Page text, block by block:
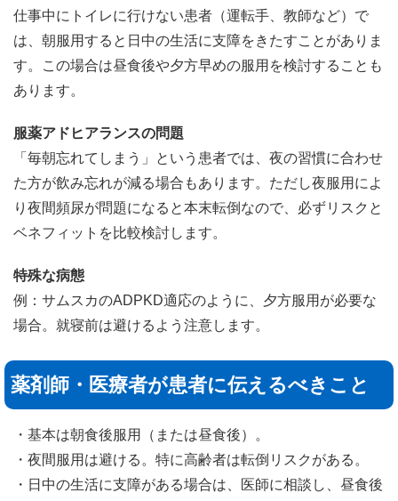
仕事中にトイレに行けない患者（運転手、教師など）で
は、朝服用すると日中の生活に支障をきたすことがありま
す。この場合は昼食後や夕方早めの服用を検討することも
あります。
服薬アドヒアランスの問題
「毎朝忘れてしまう」という患者では、夜の習慣に合わせ
た方が飲み忘れが減る場合もあります。ただし夜服用によ
り夜間頻尿が問題になると本末転倒なので、必ずリスクと
ベネフィットを比較検討します。
特殊な病態
例：サムスカのADPKD適応のように、夕方服用が必要な
場合。就寝前は避けるよう注意します。
薬剤師・医療者が患者に伝えるべきこと
・基本は朝食後服用（または昼食後）。
・夜間服用は避ける。特に高齢者は転倒リスクがある。
・日中の生活に支障がある場合は、医師に相談し、昼食後